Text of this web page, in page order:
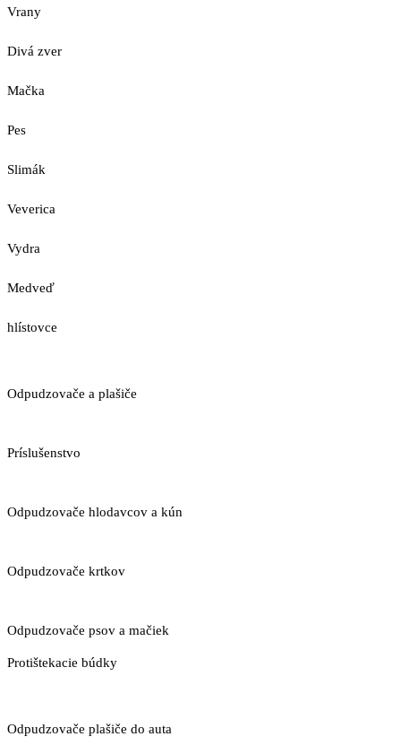
Vrany
Divá zver
Mačka
Pes
Slimák
Veverica
Vydra
Medveď
hlístovce
Odpudzovače a plašiče
Príslušenstvo
Odpudzovače hlodavcov a kún
Odpudzovače krtkov
Odpudzovače psov a mačiek
Protištekacie búdky
Odpudzovače plašiče do auta